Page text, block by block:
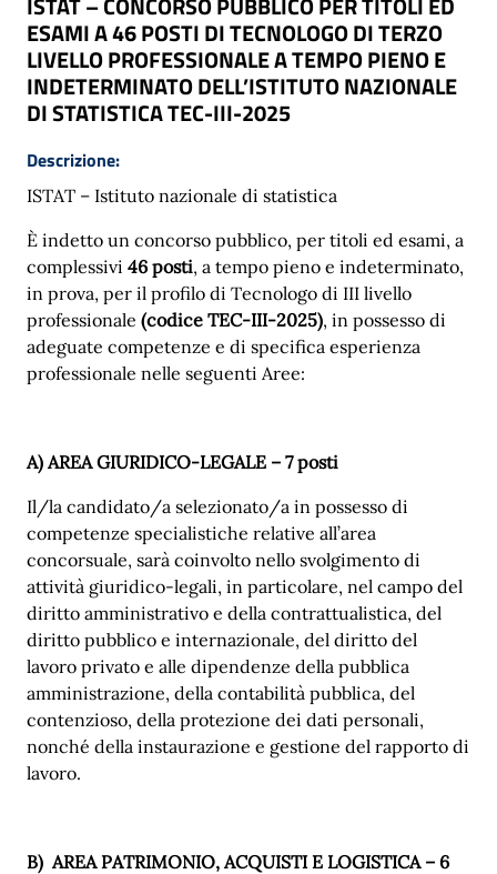
ESAMI A 46 POSTI DI TECNOLOGO DI TERZO
LIVELLO PROFESSIONALE A TEMPO PIENO E
INDETERMINATO DELL’ISTITUTO NAZIONALE
DI STATISTICA TEC-III-2025
Descrizione:
ISTAT – Istituto nazionale di statistica
È indetto un concorso pubblico, per titoli ed esami, a
complessivi 46 posti, a tempo pieno e indeterminato,
in prova, per il profilo di Tecnologo di III livello
professionale (codice TEC-III-2025), in possesso di
adeguate competenze e di specifica esperienza
professionale nelle seguenti Aree:
A) AREA GIURIDICO-LEGALE – 7 posti
Il/la candidato/a selezionato/a in possesso di
competenze specialistiche relative all’area
concorsuale, sarà coinvolto nello svolgimento di
attività giuridico-legali, in particolare, nel campo del
diritto amministrativo e della contrattualistica, del
diritto pubblico e internazionale, del diritto del
lavoro privato e alle dipendenze della pubblica
amministrazione, della contabilità pubblica, del
contenzioso, della protezione dei dati personali,
nonché della instaurazione e gestione del rapporto di
lavoro.
B) AREA PATRIMONIO, ACQUISTI E LOGISTICA – 6